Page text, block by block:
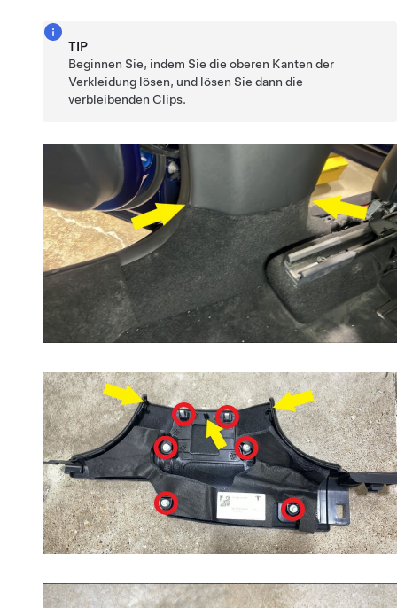
TIP
Beginnen Sie, indem Sie die oberen Kanten der
Verkleidung lösen, und lösen Sie dann die
verbleibenden Clips.